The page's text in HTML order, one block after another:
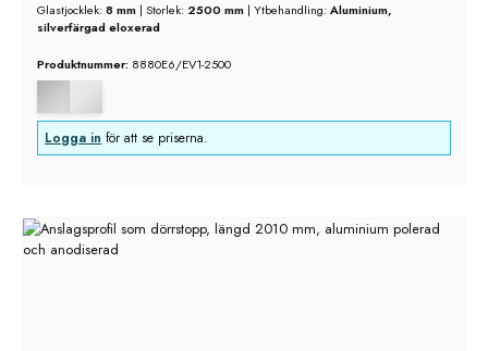
Glastjocklek:8 mm | Storlek: 2500 mm | Ytbehandling:Aluminium,
silverfärgad eloxerad
Produktnummer: 8880E6/EV1-2500
Logga in för att se priserna.